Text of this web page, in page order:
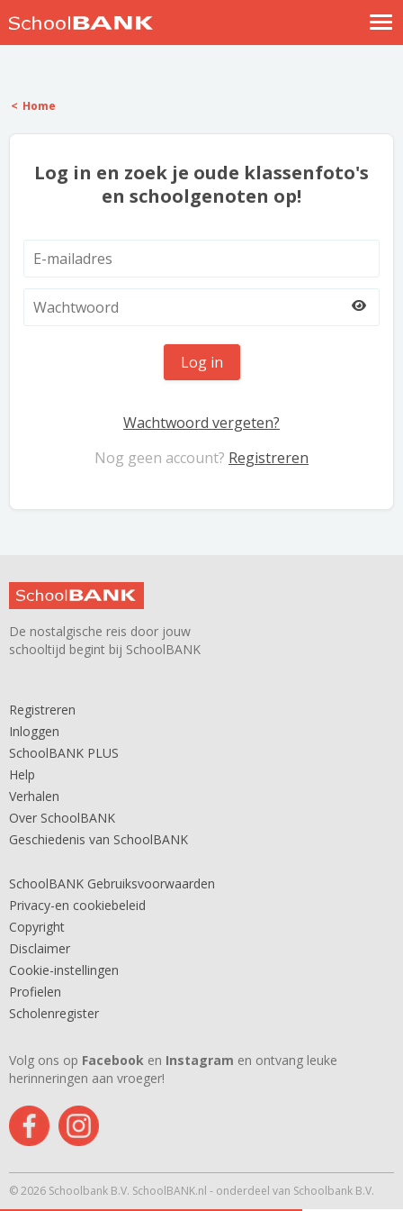
Help
Home
Log in en zoek je oude klassenfoto's
en schoolgenoten op!
Log in
Wachtwoord vergeten?
Nog geen account? Registreren
De nostalgische reis door jouw
schooltijd begint bij SchoolBANK
Registreren
Inloggen
SchoolBANK PLUS
Help
Verhalen
Over SchoolBANK
Geschiedenis van SchoolBANK
SchoolBANK Gebruiksvoorwaarden
Privacy-en cookiebeleid
Copyright
Disclaimer
Cookie-instellingen
Profielen
Scholenregister
Volg ons op Facebook en Instagram en ontvang leuke
herinneringen aan vroeger!
© 2026 Schoolbank B.V. SchoolBANK.nl - onderdeel van Schoolbank B.V.